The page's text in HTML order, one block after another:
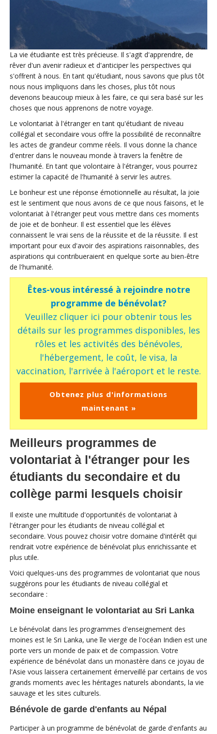
La vie étudiante est très précieuse. Il s'agit d'apprendre, de
rêver d'un avenir radieux et d'anticiper les perspectives qui
s'offrent à nous. En tant qu'étudiant, nous savons que plus tôt
nous nous impliquons dans les choses, plus tôt nous
devenons beaucoup mieux à les faire, ce qui sera basé sur les
choses que nous apprenons de notre voyage.
Le volontariat à l'étranger en tant qu'étudiant de niveau
collégial et secondaire vous offre la possibilité de reconnaître
les actes de grandeur comme réels. Il vous donne la chance
d'entrer dans le nouveau monde à travers la fenêtre de
l'humanité. En tant que volontaire à l'étranger, vous pourrez
estimer la capacité de l'humanité à servir les autres.
Le bonheur est une réponse émotionnelle au résultat, la joie
est le sentiment que nous avons de ce que nous faisons, et le
volontariat à l'étranger peut vous mettre dans ces moments
de joie et de bonheur. Il est essentiel que les élèves
connaissent le vrai sens de la réussite et de la réussite. Il est
important pour eux d'avoir des aspirations raisonnables, des
aspirations qui contribueraient en quelque sorte au bien-être
de l'humanité.
Êtes-vous intéressé à rejoindre notre
programme de bénévolat?
Veuillez cliquer ici pour obtenir tous les
détails sur les programmes disponibles, les
rôles et les activités des bénévoles,
l'hébergement, le coût, le visa, la
vaccination, l'arrivée à l'aéroport et le reste.
Obtenez plus d'informations
maintenant »
Meilleurs programmes de
volontariat à l'étranger pour les
étudiants du secondaire et du
collège parmi lesquels choisir
Il existe une multitude d'opportunités de volontariat à
l'étranger pour les étudiants de niveau collégial et
secondaire. Vous pouvez choisir votre domaine d'intérêt qui
rendrait votre expérience de bénévolat plus enrichissante et
plus utile.
Voici quelques-uns des programmes de volontariat que nous
suggérons pour les étudiants de niveau collégial et
secondaire :
Moine enseignant le volontariat au Sri Lanka
Le bénévolat dans les programmes d'enseignement des
moines est le Sri Lanka, une île vierge de l'océan Indien est une
porte vers un monde de paix et de compassion. Votre
expérience de bénévolat dans un monastère dans ce joyau de
l'Asie vous laissera certainement émerveillé par certains de vos
grands moments avec les héritages naturels abondants, la vie
sauvage et les sites culturels.
Bénévole de garde d'enfants au Népal
Participer à un programme de bénévolat de garde d'enfants au